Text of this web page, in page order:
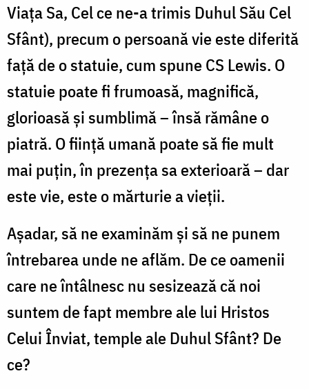
Viața Sa, Cel ce ne-a trimis Duhul Său Cel
Sfânt), precum o persoană vie este diferită
față de o statuie, cum spune CS Lewis. O
statuie poate fi frumoasă, magnifică,
glorioasă și sumblimă – însă rămâne o
piatră. O ființă umană poate să fie mult
mai puțin, în prezența sa exterioară – dar
este vie, este o mărturie a vieții.
Așadar, să ne examinăm și să ne punem
întrebarea unde ne aflăm. De ce oamenii
care ne întâlnesc nu sesizează că noi
suntem de fapt membre ale lui Hristos
Celui Înviat, temple ale Duhul Sfânt? De
ce?